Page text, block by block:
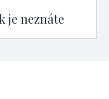
je neznáte